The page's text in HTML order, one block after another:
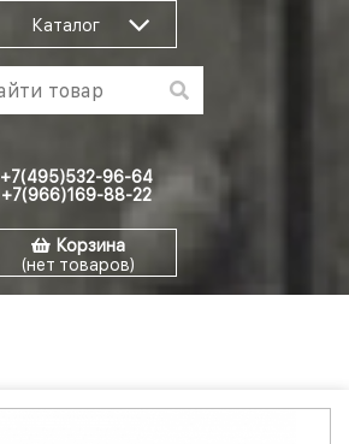
Каталог
+7(495)532-96-64
+7(966)169-88-22
Корзина
(нет товаров)